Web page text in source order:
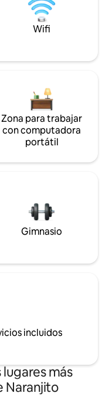
Wifi
Zona para trabajar
con computadora
portátil
Gimnasio
incluidos
más
Naranjito